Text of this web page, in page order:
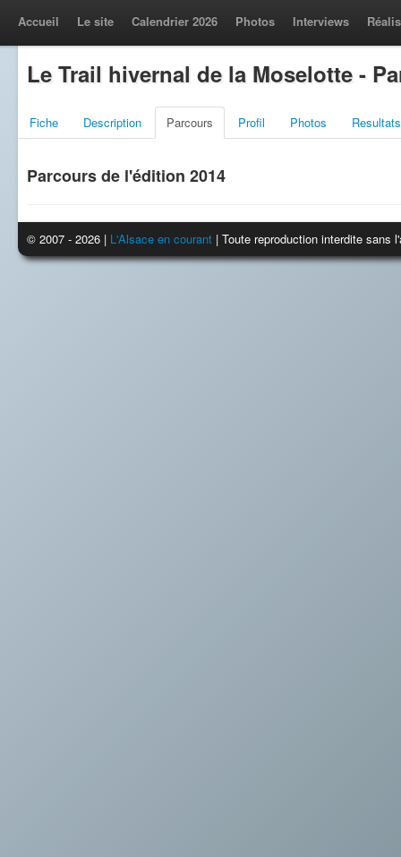
Accueil Le site Calendrier 2026 Photos Interviews
Le Trail hivernal de la Moselotte -
Fiche Description Parcours Profil Photos Resultats
Parcours de l'édition 2014
© 2007 - 2026 | L'Alsace en courant | Toute reproduction interdite sans